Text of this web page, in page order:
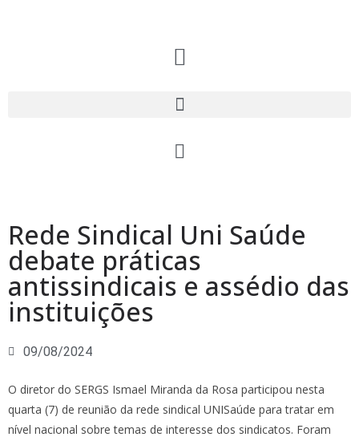
Rede Sindical Uni Saúde
debate práticas
antissindicais e assédio das
instituições
09/08/2024
O diretor do SERGS Ismael Miranda da Rosa participou nesta
quarta (7) de reunião da rede sindical UNISaúde para tratar em
nível nacional sobre temas de interesse dos sindicatos. Foram